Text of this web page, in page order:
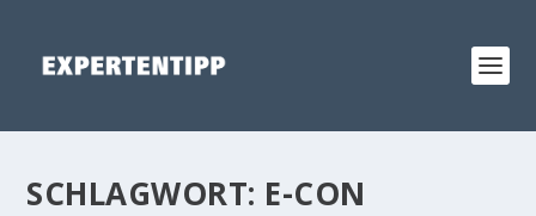
SCHLAGWORT: E-CON